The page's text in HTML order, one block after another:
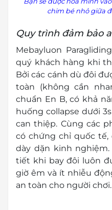
chim bé nhỏ giữa
Quy trình đảm bảo
Mebayluon
quý khách hàng khi
Bởi các cánh dù đôi
toàn (không cần
chuẩn En B, có khả
huống collapse dưới
can thiệp. Cùng các
có chứng chỉ quốc tế,
dày dặn kinh
tiết khi bay đôi luôn
giờ êm và ít nhiễu
an toàn cho người chơi.